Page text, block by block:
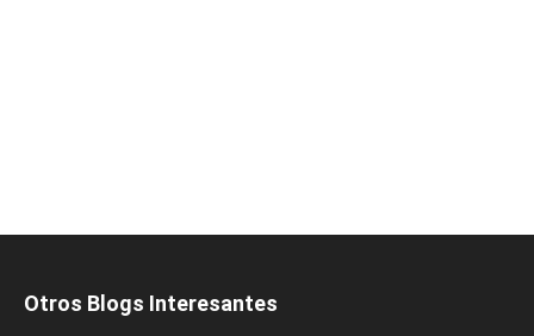
Otros Blogs Interesantes